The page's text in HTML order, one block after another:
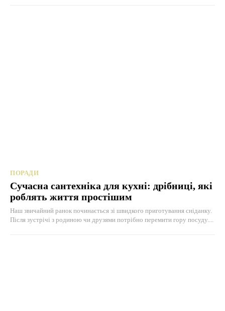
ПОРАДИ
Сучасна сантехніка для кухні: дрібниці, які
роблять життя простішим
Наш звичайний ранок починається зі швидкого приготування сніданку.
Після зустрічі з родиною чи друзями потрібно перемити гору посуду....